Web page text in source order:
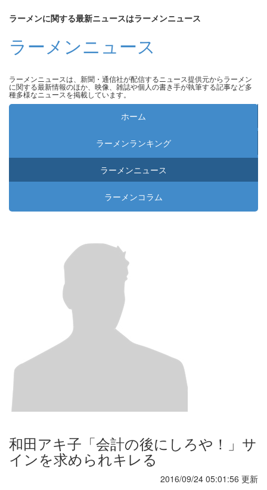
ラーメンに関する最新ニュースはラーメンニュース
ラーメンニュース
ラーメンニュースは、新聞・通信社が配信するニュース提供元からラーメン
に関する最新情報のほか、映像、雑誌や個人の書き手が執筆する記事など多
種多様なニュースを掲載しています。
ホーム
ラーメンランキング
ラーメンニュース
ラーメンコラム
和田アキ子「会計の後にしろや！」サ
インを求められキレる
2016/09/24 05:01:56 更新